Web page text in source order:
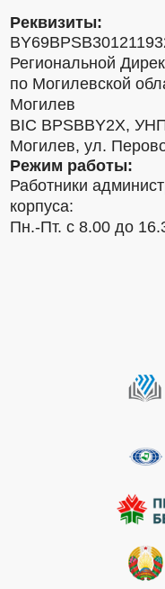
Реквизиты:
Региональной
по Могилевской
Могилев
BIC BPSBBY2X,
Могилев, ул.
Режим работы:
Работники
корпуса:
Пн.-Пт. с 8.00 до